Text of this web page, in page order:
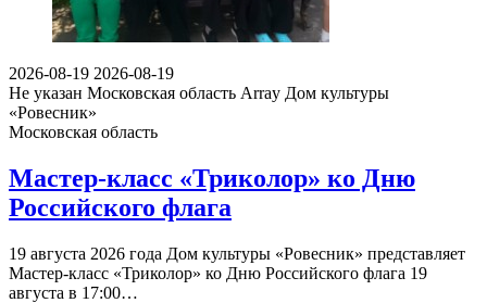
2026-08-19 2026-08-19
Не указан Московская область Array Дом культуры
«Ровесник»
Московская область
Мастер-класс «Триколор» ко Дню
Российского флага
19 августа 2026 года Дом культуры «Ровесник» представляет
Мастер-класс «Триколор» ко Дню Российского флага 19
августа в 17:00…